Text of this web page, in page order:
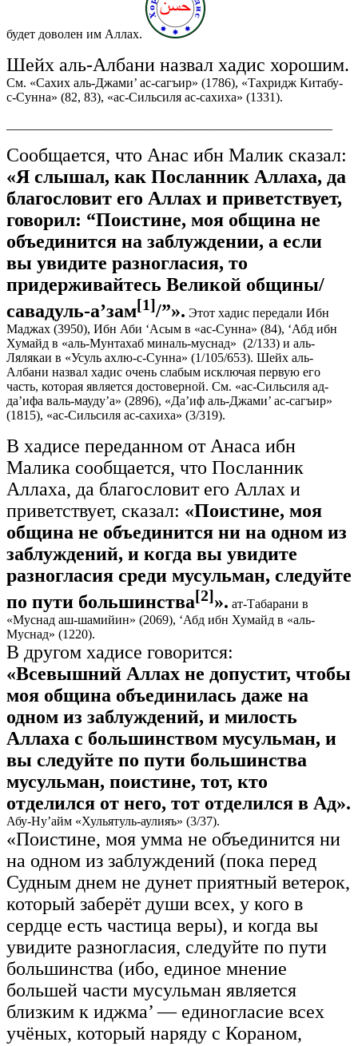
будет доволен им Аллах.
Шейх аль-Албани назвал хадис хорошим.
См. «Сахих аль-Джами’ ас-сагъир» (1786), «Тахридж Китабу-
с-Сунна» (82, 83), «ас-Сильсиля ас-сахиха» (1331).
Сообщается, что Анас ибн Малик сказал:
«Я слышал, как Посланник Аллаха, да
благословит его Аллах и приветствует,
говорил: “Поистине, моя община не
объединится на заблуждении, а если
вы увидите разногласия, то
придерживайтесь Великой общины/
савадуль-а’зам[1]/”». Этот хадис передали Ибн
Маджах (3950), Ибн Аби ‘Асым в «ас-Сунна» (84), ‘Абд ибн
Хумайд в «аль-Мунтахаб миналь-муснад» (2/133) и аль-
Лялякаи в «Усуль ахлю-с-Сунна» (1/105/653). Шейх аль-
Албани назвал хадис очень слабым исключая первую его
часть, которая является достоверной. См. «ас-Сильсиля ад-
да’ифа валь-мауду’а» (2896), «Да’иф аль-Джами’ ас-сагъир»
(1815), «ас-Сильсиля ас-сахиха» (3/319).
В хадисе переданном от Анаса ибн
Малика сообщается, что Посланник
Аллаха, да благословит его Аллах и
приветствует, сказал: «Поистине, моя
община не объединится ни на одном из
заблуждений, и когда вы увидите
разногласия среди мусульман, следуйте
по пути большинства[2]». ат-Табарани в
«Муснад аш-шамийин» (2069), ‘Абд ибн Хумайд в «аль-
Муснад» (1220).
В другом хадисе говорится:
«Всевышний Аллах не допустит, чтобы
моя община объединилась даже на
одном из заблуждений, и милость
Аллаха с большинством мусульман, и
вы следуйте по пути большинства
мусульман, поистине, тот, кто
отделился от него, тот отделился в Ад».
Абу-Ну’айм «Хульятуль-аулияъ» (3/37).
«Поистине, моя умма не объединится ни
на одном из заблуждений (пока перед
Судным днем не дунет приятный ветерок,
который заберёт души всех, у кого в
сердце есть частица веры), и когда вы
увидите разногласия, следуйте по пути
большинства (ибо, единое мнение
большей части мусульман является
близким к иджма’ — единогласие всех
учёных, который наряду с Кораном,